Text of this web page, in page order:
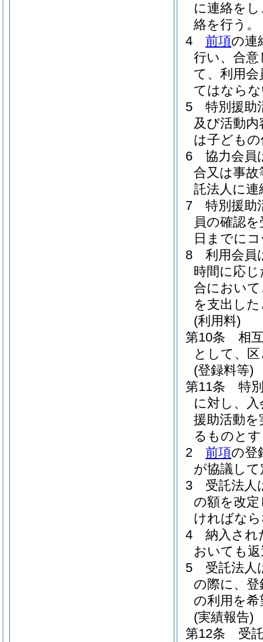
に連絡を
絡を行う。
4
前項の連
行い、合
て、利用
てはなら
5
特別援助
及び活動
は子ども
6
協力会員
合又は事
託法人に
7
特別援助
員の確認
日までに
8
利用会員
時間に応
合におい
を支出し
(利用料)
第10条
相
として、
(登録料等)
第11条
特
に対し、
援助活動
るものと
2
前項の登
が協議し
3
受託法人
の額を改
ければな
4
納入され
おいても
5
受託法人
の際に、
の利用を
(実績報告)
第12条
受